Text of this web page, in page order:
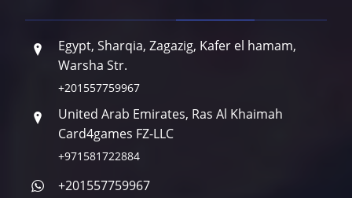
Egypt, Sharqia, Zagazig, Kafer el hamam,
Warsha Str.
+201557759967
United Arab Emirates, Ras Al Khaimah
Card4games FZ-LLC
+971581722884
+201557759967